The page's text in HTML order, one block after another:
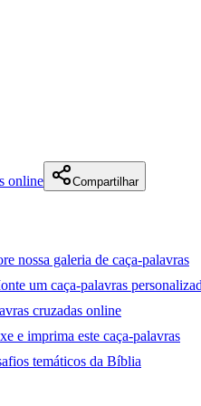
online Compartilhar
nossa galeria de caça-palavras
um caça-palavras
cruzadas online
e imprima este caça-palavras
temáticos da Bíblia